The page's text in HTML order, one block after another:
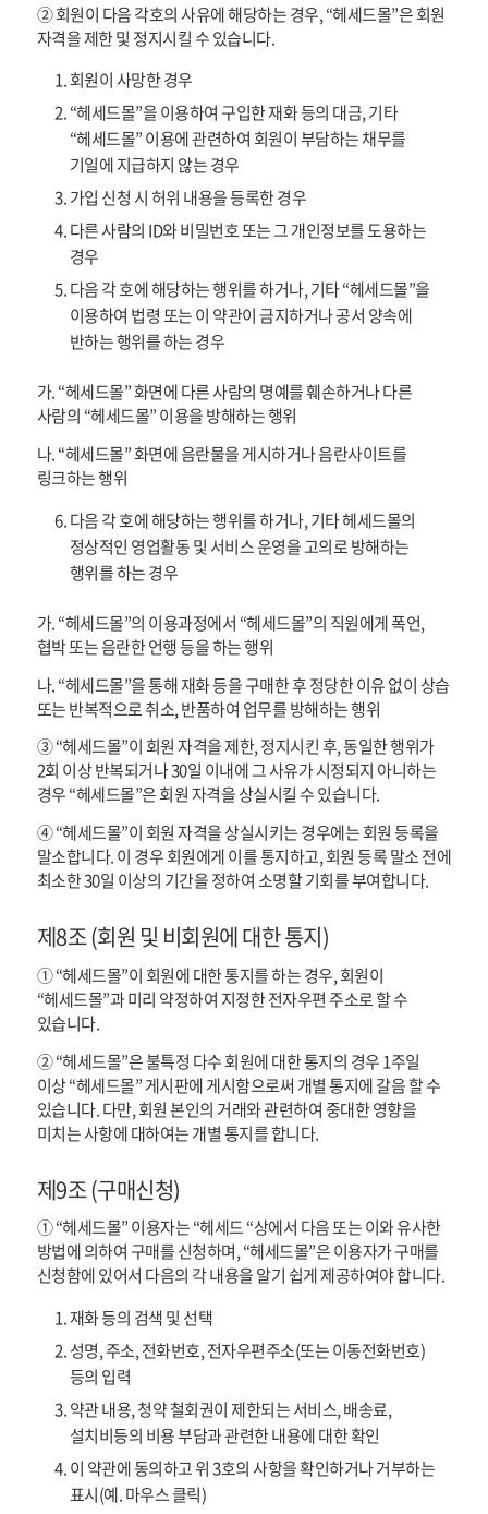
② 회원이 다음 각호의 사유에 해당하는 경우, “헤세드몰”은 회원
자격을 제한 및 정지시킬 수 있습니다.
회원이 사망한 경우
“헤세드몰”을 이용하여 구입한 재화 등의 대금, 기타
“헤세드몰” 이용에 관련하여 회원이 부담하는 채무를
기일에 지급하지 않는 경우
가입 신청 시 허위 내용을 등록한 경우
다른 사람의 ID와 비밀번호 또는 그 개인정보를 도용하는
경우
다음 각 호에 해당하는 행위를 하거나, 기타 “헤세드몰”을
이용하여 법령 또는 이 약관이 금지하거나 공서 양속에
반하는 행위를 하는 경우
가. “헤세드몰” 화면에 다른 사람의 명예를 훼손하거나 다른
사람의 “헤세드몰” 이용을 방해하는 행위
나. “헤세드몰” 화면에 음란물을 게시하거나 음란사이트를
링크하는 행위
다음 각 호에 해당하는 행위를 하거나, 기타 헤세드몰의
정상적인 영업활동 및 서비스 운영을 고의로 방해하는
행위를 하는 경우
가. “헤세드몰”의 이용과정에서 “헤세드몰”의 직원에게 폭언,
협박 또는 음란한 언행 등을 하는 행위
나. “헤세드몰”을 통해 재화 등을 구매한 후 정당한 이유 없이 상습
또는 반복적으로 취소, 반품하여 업무를 방해하는 행위
③ “헤세드몰”이 회원 자격을 제한, 정지시킨 후, 동일한 행위가
2회 이상 반복되거나 30일 이내에 그 사유가 시정되지 아니하는
경우 “헤세드몰”은 회원 자격을 상실시킬 수 있습니다.
④ “헤세드몰”이 회원 자격을 상실시키는 경우에는 회원 등록을
말소합니다. 이 경우 회원에게 이를 통지하고, 회원 등록 말소 전에
최소한 30일 이상의 기간을 정하여 소명할 기회를 부여합니다.
제8조 (회원 및 비회원에 대한 통지)
① “헤세드몰”이 회원에 대한 통지를 하는 경우, 회원이
“헤세드몰”과 미리 약정하여 지정한 전자우편 주소로 할 수
있습니다.
② “헤세드몰”은 불특정 다수 회원에 대한 통지의 경우 1주일
이상 “헤세드몰” 게시판에 게시함으로써 개별 통지에 갈음 할 수
있습니다. 다만, 회원 본인의 거래와 관련하여 중대한 영향을
미치는 사항에 대하여는 개별 통지를 합니다.
제9조 (구매신청)
① “헤세드몰” 이용자는 “헤세드 “상에서 다음 또는 이와 유사한
방법에 의하여 구매를 신청하며, “헤세드몰”은 이용자가 구매를
신청함에 있어서 다음의 각 내용을 알기 쉽게 제공하여야 합니다.
재화 등의 검색 및 선택
성명, 주소, 전화번호, 전자우편주소(또는 이동전화번호)
등의 입력
약관 내용, 청약 철회권이 제한되는 서비스, 배송료,
설치비등의 비용 부담과 관련한 내용에 대한 확인
이 약관에 동의하고 위 3호의 사항을 확인하거나 거부하는
표시(예. 마우스 클릭)